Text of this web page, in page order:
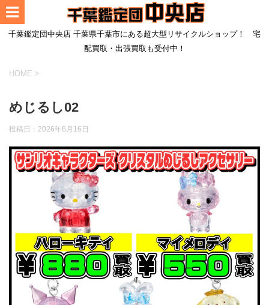
千葉鑑定団中央店 千葉県千葉市にある超大型リサイクルショップ！ 宅
配買取・出張買取も受付中！
HOME >
めじるし02
投稿日： 2026年6月16日